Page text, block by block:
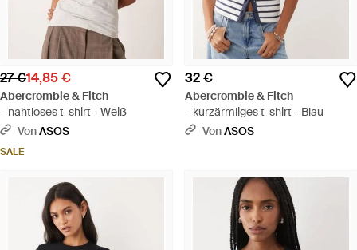
27 €14,85 €
Abercrombie & Fitch
– nahtloses t-shirt - Weiß
VonASOS
SALE
32 €
Abercrombie & Fitch
– kurzärmliges t-shirt - Blau
VonASOS